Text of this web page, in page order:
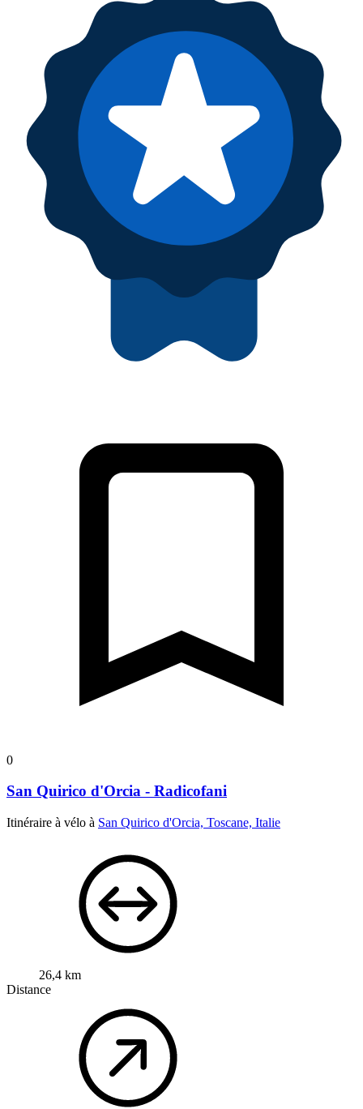
0
San Quirico d'Orcia - Radicofani
Itinéraire à vélo à San Quirico d'Orcia, Toscane, Italie
26,4 km
Distance